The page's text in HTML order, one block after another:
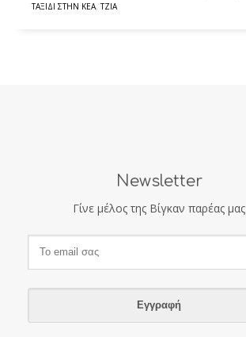
ΤΑΞΊΔΙ ΣΤΗΝ ΚΈΑ,ΤΖΙΆ
Newsletter
Γίνε μέλος της Βίγκαν παρέας μας